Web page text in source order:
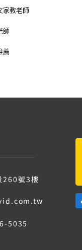
家教老師
師
薦
260號3樓
5035